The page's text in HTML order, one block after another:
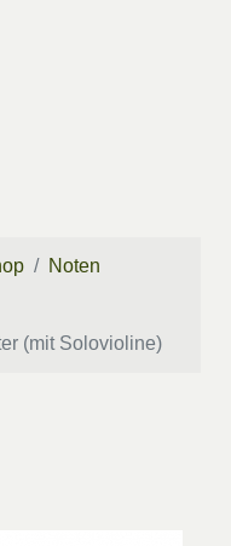
Noten
(mit Solovioline)